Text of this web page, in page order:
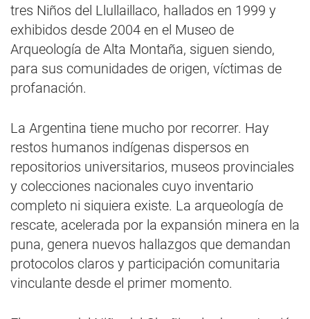
tres Niños del Llullaillaco, hallados en 1999 y
exhibidos desde 2004 en el Museo de
Arqueología de Alta Montaña, siguen siendo,
para sus comunidades de origen, víctimas de
profanación.
La Argentina tiene mucho por recorrer. Hay
restos humanos indígenas dispersos en
repositorios universitarios, museos provinciales
y colecciones nacionales cuyo inventario
completo ni siquiera existe. La arqueología de
rescate, acelerada por la expansión minera en la
puna, genera nuevos hallazgos que demandan
protocolos claros y participación comunitaria
vinculante desde el primer momento.